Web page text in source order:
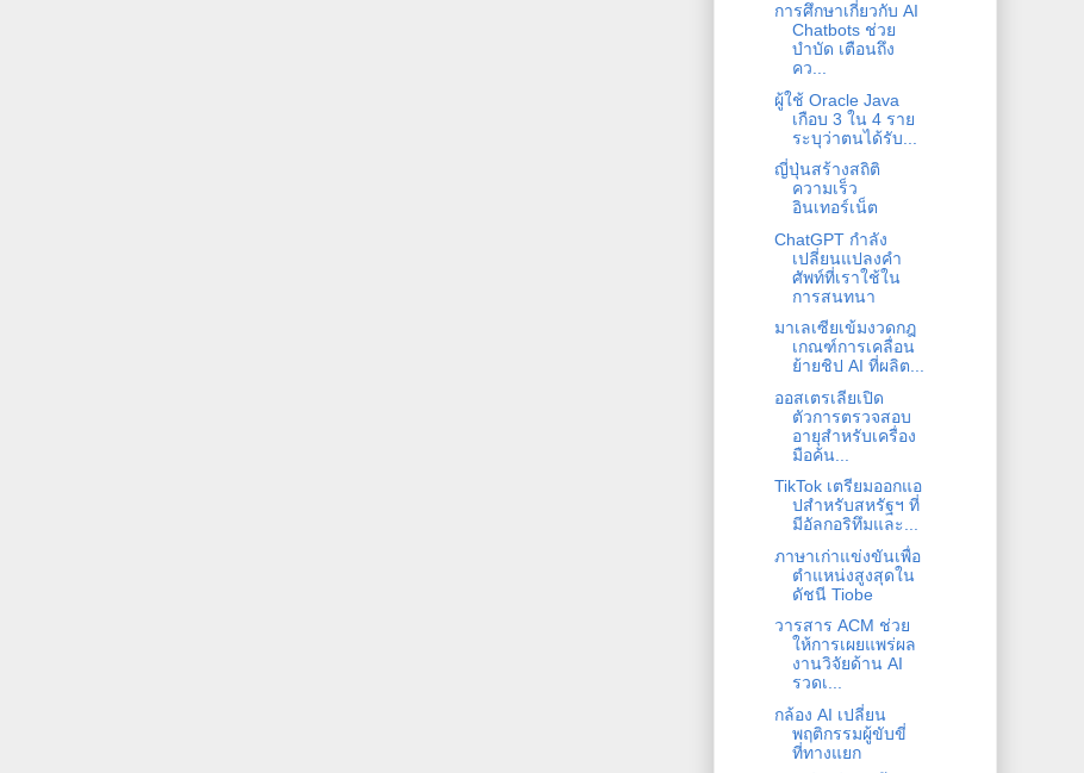
การศึกษาเกี่ยวกับ AI
Chatbots ช่วย
บำบัด เตือนถึง
คว...
ผู้ใช้ Oracle Java
เกือบ 3 ใน 4 ราย
ระบุว่าตนได้รับ...
ญี่ปุ่นสร้างสถิติ
ความเร็ว
อินเทอร์เน็ต
ChatGPT กำลัง
เปลี่ยนแปลงคำ
ศัพท์ที่เราใช้ใน
การสนทนา
มาเลเซียเข้มงวดกฎ
เกณฑ์การเคลื่อน
ย้ายชิป AI ที่ผลิต...
ออสเตรเลียเปิด
ตัวการตรวจสอบ
อายุสำหรับเครื่อง
มือค้น...
TikTok เตรียมออกแอ
ปสำหรับสหรัฐฯ ที่
มีอัลกอริทึมและ...
ภาษาเก่าแข่งขันเพื่อ
ตำแหน่งสูงสุดใน
ดัชนี Tiobe
วารสาร ACM ช่วย
ให้การเผยแพร่ผล
งานวิจัยด้าน AI
รวดเ...
กล้อง AI เปลี่ยน
พฤติกรรมผู้ขับขี่
ที่ทางแยก